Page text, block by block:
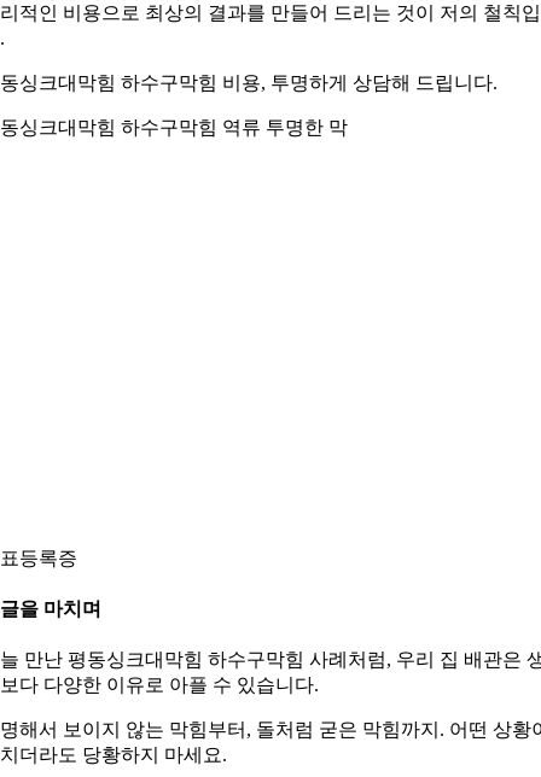
적인 비용으로 최상의 결과를 만들어 드리는 것이 저의 철칙
싱크대막힘 하수구막힘 비용, 투명하게 상담해 드립니다.
싱크대막힘 하수구막힘 역류 투명한 막
등록증
을 마치며
만난 평동싱크대막힘 하수구막힘 사례처럼, 우리 집 배관은
다 다양한 이유로 아플 수 있습니다.
해서 보이지 않는 막힘부터, 돌처럼 굳은 막힘까지. 어떤 상황
더라도 당황하지 마세요.